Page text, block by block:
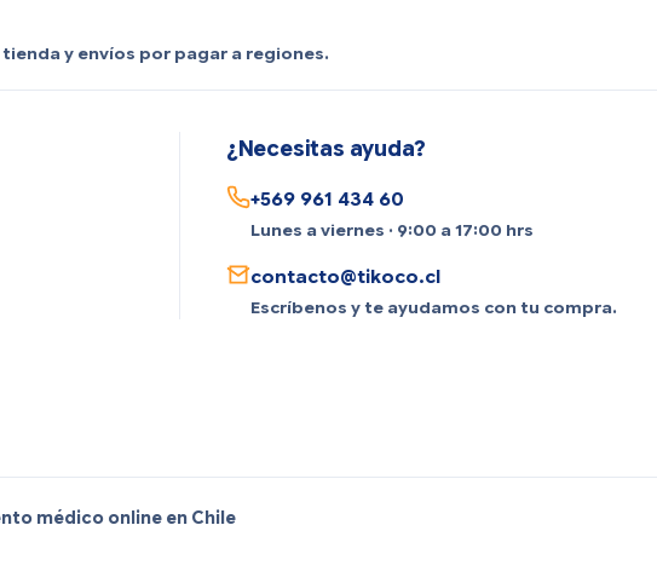
y envíos por pagar a regiones.
¿Necesitas ayuda?
+569 961 434 60
Lunes a viernes · 9:00 a 17:00 hrs
contacto@tikoco.cl
Escríbenos y te ayudamos con tu compra.
médico online en Chile